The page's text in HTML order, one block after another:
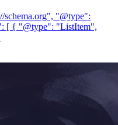
"@type":
[ { "@type": "ListItem",